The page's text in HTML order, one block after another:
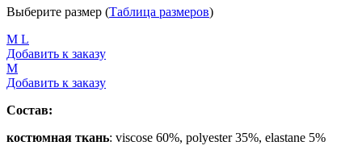
Выберите размер (Таблица размеров)
M L
Добавить к заказу
M
Добавить к заказу
Состав:
костюмная ткань: viscose 60%, polyester 35%, elastane 5%